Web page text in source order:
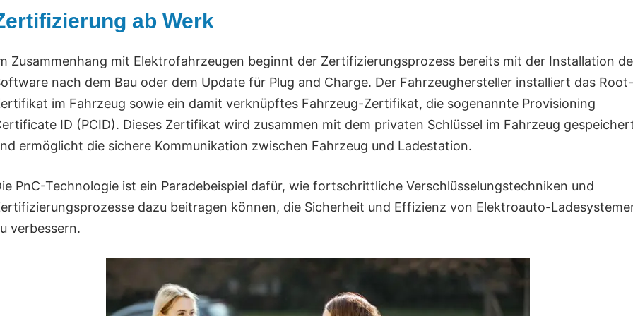
ab Werk
Zusammenhang mit Elektrofahrzeugen beginnt der Zertifizierungsprozess bereits mit der Installation
nach dem Bau oder dem Update für Plug and Charge. Der Fahrzeughersteller installiert das Root-
im Fahrzeug sowie ein damit verknüpftes Fahrzeug-Zertifikat, die sogenannte Provisioning
ID (PCID). Dieses Zertifikat wird zusammen mit dem privaten Schlüssel im Fahrzeug
ermöglicht die sichere Kommunikation zwischen Fahrzeug und Ladestation.
PnC-Technologie ist ein Paradebeispiel dafür, wie fortschrittliche Verschlüsselungstechniken und
dazu beitragen können, die Sicherheit und Effizienz von Elektroauto-
verbessern.